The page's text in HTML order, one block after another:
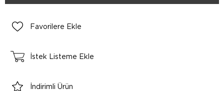
Favorilere Ekle
İstek Listeme Ekle
İndirimli Ürün